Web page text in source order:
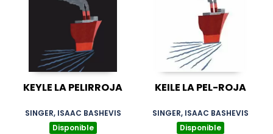
KEYLE LA PELIRROJA
SINGER, ISAAC BASHEVIS
Disponible
KEILE LA PEL-ROJA
SINGER, ISAAC BASHEVIS
Disponible